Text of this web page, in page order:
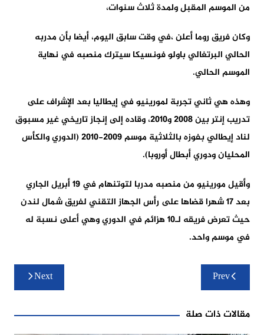
من الموسم المقبل ولمدة ثلاث سنوات،
وكان فريق روما أعلن ،في وقت سابق اليوم، أيضا بأن مدربه
الحالي البرتغالي باولو فونسيكا سيترك منصبه في نهاية
الموسم الحالي.
وهذه هي ثاني تجربة لمورينيو في إيطاليا بعد الإشراف على
تدريب إنتر بين 2008 و2010، وقاده إلى إنجاز تاريخي غير مسبوق
لناد إيطالي بفوزه بالثلاثية موسم 2009-2010 (الدوري والكأس
المحليان ودوري أبطال أوروبا).
وأقيل مورينيو من منصبه مدربا لتوتنهام في 19 أبريل الجاري
بعد 17 شهرا قضاها على رأس الجهاز التقني لفريق شمال لندن
حيث تعرض فريقه لـ10 هزائم في الدوري وهي أعلى نسبة له
في موسم واحد.
تصفّح
المقالاتPrev
Next
مقالات ذات صلة